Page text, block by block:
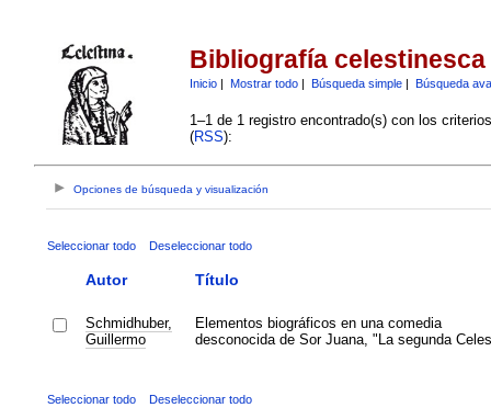
Bibliografía celestinesca
Inicio| Mostrar todo| Búsqueda simple| Búsqueda
1–1 de 1 registro encontrado(s) con los
(RSS):
Opciones de búsqueda y visualización
Seleccionar todo Deseleccionar todo
Autor Título
Schmidhuber,
Guillermo
Elementos biográficos en una comedia
desconocida de Sor Juana, "La segunda
Seleccionar todo Deseleccionar todo